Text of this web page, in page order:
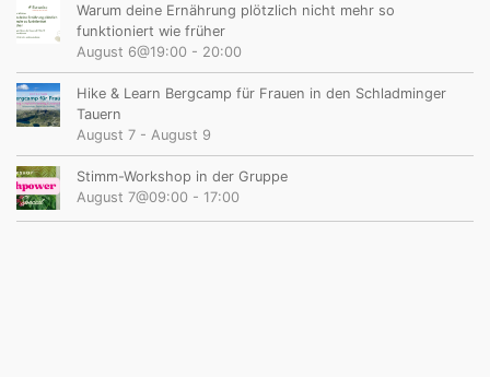
Warum deine Ernährung plötzlich nicht mehr so
funktioniert wie früher
August 6@19:00 - 20:00
Hike & Learn Bergcamp für Frauen in den Schladminger
Tauern
August 7 - August 9
Stimm-Workshop in der Gruppe
August 7@09:00 - 17:00